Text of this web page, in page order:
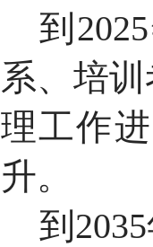
到
系、培
理工作
升。
到